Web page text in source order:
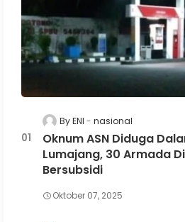
By ENI nasional
Oknum ASN Diduga
Lumajang, 30 Armada
Bersubsidi
Oktober 07, 2025